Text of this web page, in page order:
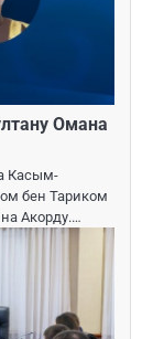
Омана
Касым-
бен Тариком
Акорду.…